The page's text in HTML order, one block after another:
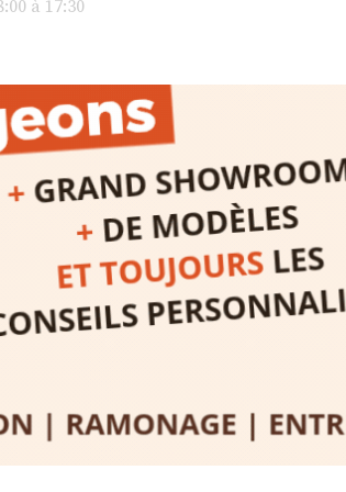
unstage
, à seulement30
à 17:30